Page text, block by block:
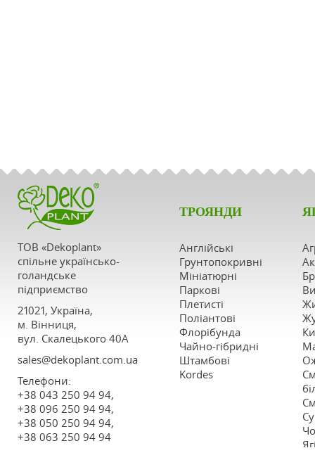
ТОВ «Dekoplant»
спільне українсько-
голандське
підприємство
21021, Україна,
м. Вінниця,
вул. Скалецького 40А
sales@dekoplant.com.ua
Телефони:
+38 043 250 94 94,
+38 096 250 94 94,
+38 050 250 94 94,
+38 063 250 94 94
ТРОЯНДИ
Англійські
Грунтопокривні
Мініатюрні
Паркові
Плетисті
Поліантові
Флорібунда
Чайно-гібридні
Штамбові
Kordes